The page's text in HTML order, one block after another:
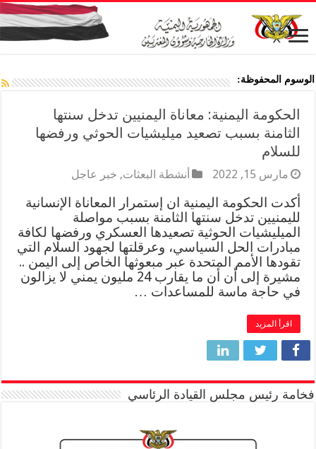
الوسوم المحفوظة:
الحكومة اليمنية: معاناة اليمنيين تدخل سنتها
الثامنة بسبب تصعيد ميليشيات الحوثي ورفضها
للسلام
مارس 15, 2022 أنشطة البعثات, خبر عاجل
أكدت الحكومة اليمنية ان إستمرار المعاناة الإنسانية
لليمنيين تدخل سنتها الثامنة بسبب مواصلة
الميليشيات الحوثية تصعيدها العسكري ورفضها لكافة
مبادرات الحل السياسي، وعرقلتها لجهود السلام التي
تقودها الأمم المتحدة عبر مبعوثها الخاص إلى اليمن ..
مشيرة إلى أن أن ما يقارب 24 مليون يمني لا يزالون
في حاجة ماسة للمساعدات …
اقرأ المزيد
فخامة رئيس مجلس القيادة الرئاسي